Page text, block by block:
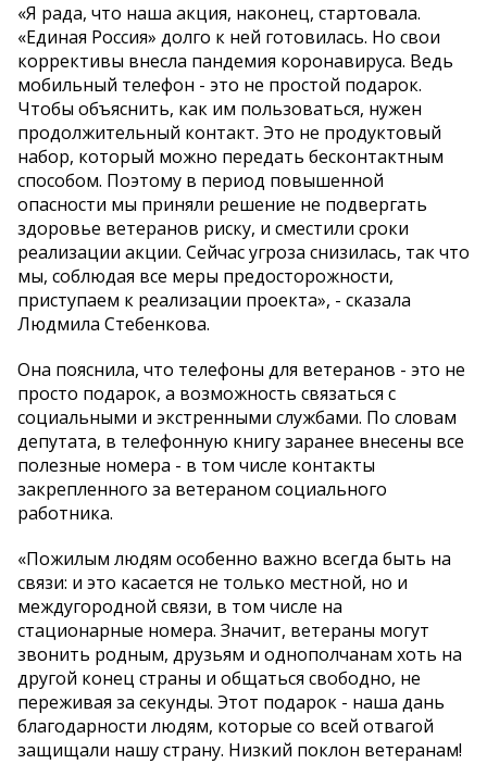
«Я рада, что наша акция, наконец, стартовала.
«Единая Россия» долго к ней готовилась. Но свои
коррективы внесла пандемия коронавируса. Ведь
мобильный телефон - это не простой подарок.
Чтобы объяснить, как им пользоваться, нужен
продолжительный контакт. Это не продуктовый
набор, который можно передать бесконтактным
способом. Поэтому в период повышенной
опасности мы приняли решение не подвергать
здоровье ветеранов риску, и сместили сроки
реализации акции. Сейчас угроза снизилась, так что
мы, соблюдая все меры предосторожности,
приступаем к реализации проекта», - сказала
Людмила Стебенкова.
Она пояснила, что телефоны для ветеранов - это не
просто подарок, а возможность связаться с
социальными и экстренными службами. По словам
депутата, в телефонную книгу заранее внесены все
полезные номера - в том числе контакты
закрепленного за ветераном социального
работника.
«Пожилым людям особенно важно всегда быть на
связи: и это касается не только местной, но и
междугородной связи, в том числе на
стационарные номера. Значит, ветераны могут
звонить родным, друзьям и однополчанам хоть на
другой конец страны и общаться свободно, не
переживая за секунды. Этот подарок - наша дань
благодарности людям, которые со всей отвагой
защищали нашу страну. Низкий поклон ветеранам!